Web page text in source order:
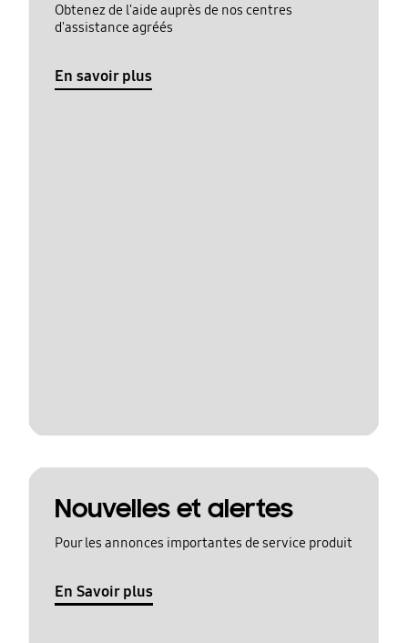
Obtenez de l'aide auprès de nos centres
d'assistance agréés
En savoir plus
Nouvelles et alertes
Pour les annonces importantes de service produit
En Savoir plus